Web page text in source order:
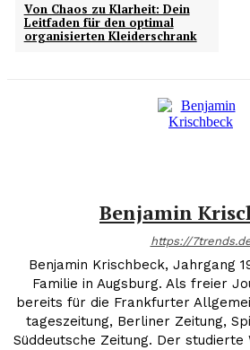
Von Chaos zu Klarheit: Dein
Leitfaden für den optimal
organisierten Kleiderschrank
Benjamin
https://
Benjamin Krischbeck, Jahrgang
Familie in Augsburg. Als freier
bereits für die Frankfurter
tageszeitung, Berliner Zeitung,
Süddeutsche Zeitung. Der